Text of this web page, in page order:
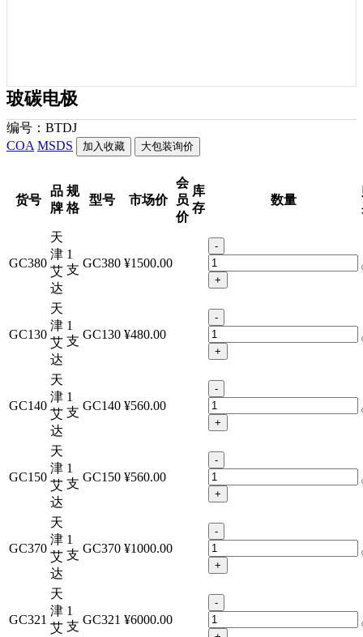
玻碳电极
编号： BTDJ
COA MSDS 加入收藏 大包装询价
货号
品
牌
规
格
型号 市场价
会
员
价
库
存
数量
GC380
天
津
艾
达
1
支 GC380 ¥1500.00
-
+
GC130
天
津
艾
达
1
支 GC130 ¥480.00
-
+
GC140
天
津
艾
达
1
支 GC140 ¥560.00
-
+
GC150
天
津
艾
达
1
支 GC150 ¥560.00
-
+
GC370
天
津
艾
达
1
支 GC370 ¥1000.00
-
+
GC321
天
津
艾
1
支 GC321 ¥6000.00
-